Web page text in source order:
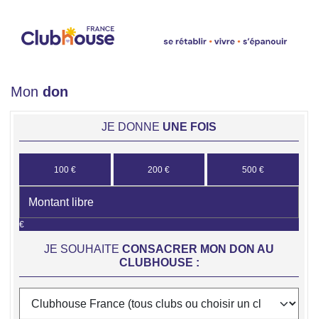
Mon don
JE DONNE UNE FOIS
100 € 200 € 500 €
€
JE SOUHAITE CONSACRER MON DON AU
CLUBHOUSE :